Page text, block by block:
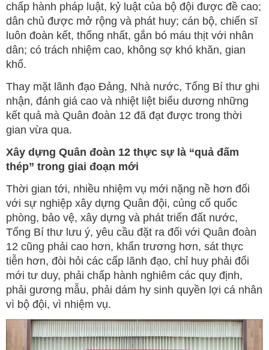
chấp hành pháp luật, kỷ luật của bộ đội được đề cao;
dân chủ được mở rộng và phát huy; cán bộ, chiến sĩ
luôn đoàn kết, thống nhất, gắn bó máu thịt với nhân
dân; có trách nhiệm cao, không sợ khó khăn, gian
khổ.
Thay mặt lãnh đạo Đảng, Nhà nước, Tổng Bí thư ghi
nhận, đánh giá cao và nhiệt liệt biểu dương những
kết quả mà Quân đoàn 12 đã đạt được trong thời
gian vừa qua.
Xây dựng Quân đoàn 12 thực sự là “quả đấm
thép” trong giai đoạn mới
Thời gian tới, nhiều nhiệm vụ mới nặng nề hơn đối
với sự nghiệp xây dựng Quân đội, củng cố quốc
phòng, bảo vệ, xây dựng và phát triển đất nước,
Tổng Bí thư lưu ý, yêu cầu đặt ra đối với Quân đoàn
12 cũng phải cao hơn, khẩn trương hơn, sát thực
tiễn hơn, đòi hỏi các cấp lãnh đạo, chỉ huy phải đổi
mới tư duy, phải chấp hành nghiêm các quy định,
phải gương mẫu, phải dám hy sinh quyền lợi cá nhân
vì bộ đội, vì nhiệm vụ.